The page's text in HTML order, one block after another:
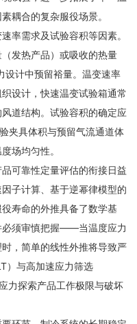
耦合的复杂服役场景。
率需求及试验容积等因素。
发热产品）或吸收的热量
设计中预留裕量。温变速率
设计，快速温变试验箱通常
道结构。试验容积的确定应
夹具体积与预留气流通道体
场均匀性。
可靠性定量评估的衔接日益
子计算、基于逆幂律模型的
寿命的外推具备了数学基
必须审慎把握——当温度应力
，简单的线性外推将导致严
）与高加速应力筛选
力探索产品工作极限与破坏